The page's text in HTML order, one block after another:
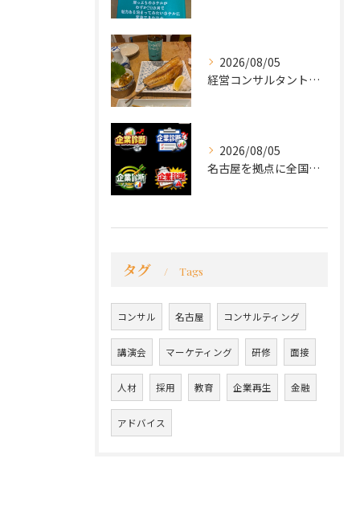
2026/08/05
経営コンサルタントのモーちゃん・毛利京申です。
2026/08/05
名古屋を拠点に全国で活動する 経営コンサルタントの 毛利京申...
タグ Tags
コンサル 名古屋 コンサルティング
講演会 マーケティング 研修 面接
人材 採用 教育 企業再生 金融
アドバイス